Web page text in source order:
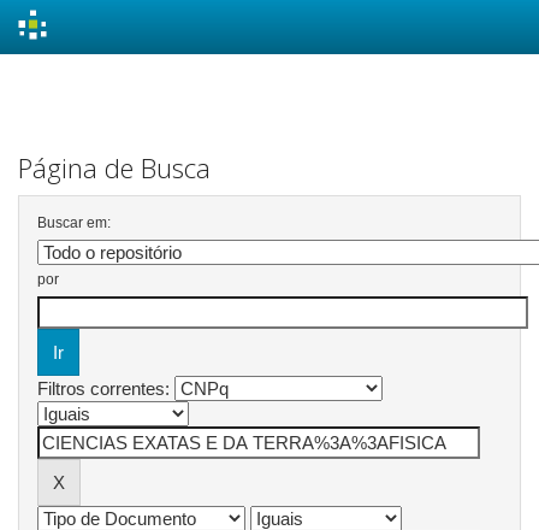
Página de Busca
Buscar em:
por
Filtros correntes: